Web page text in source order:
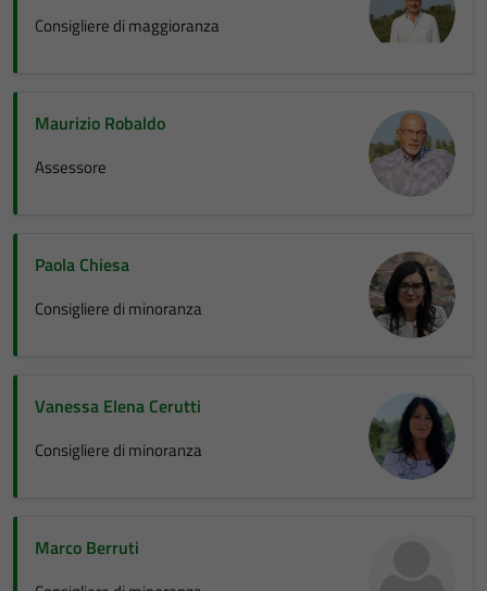
Consigliere di maggioranza
Maurizio Robaldo
Assessore
Paola Chiesa
Consigliere di minoranza
Vanessa Elena Cerutti
Consigliere di minoranza
Marco Berruti